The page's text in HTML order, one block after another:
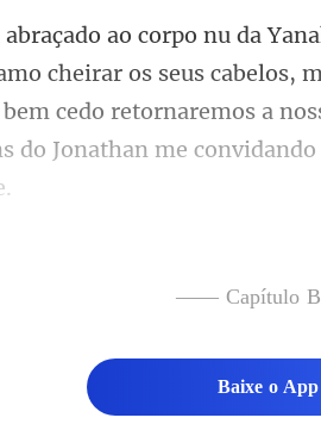
cabelos,
cedo retornaremos a
—— Capítulo
Baixe o